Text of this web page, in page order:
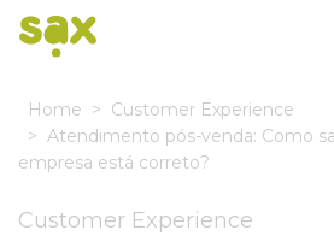
Home
Customer Experience
Atendimento pós-venda: Como
empresa está correto?
Customer Experience